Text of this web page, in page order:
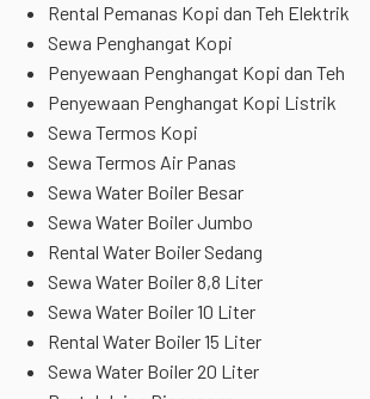
Rental Pemanas Kopi dan Teh Elektrik
Sewa Penghangat Kopi
Penyewaan Penghangat Kopi dan Teh
Penyewaan Penghangat Kopi Listrik
Sewa Termos Kopi
Sewa Termos Air Panas
Sewa Water Boiler Besar
Sewa Water Boiler Jumbo
Rental Water Boiler Sedang
Sewa Water Boiler 8,8 Liter
Sewa Water Boiler 10 Liter
Rental Water Boiler 15 Liter
Sewa Water Boiler 20 Liter